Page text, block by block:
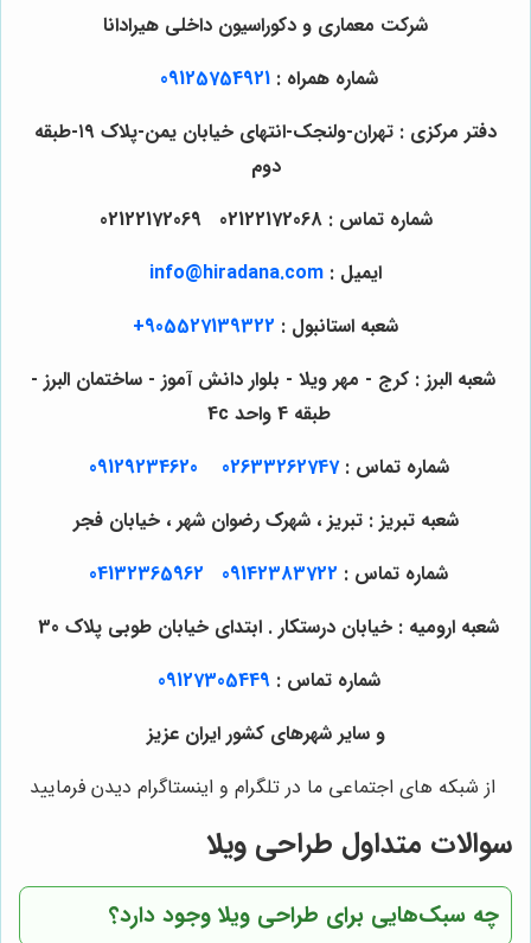
شرکت معماری و دکوراسیون داخلی هیرادانا
شماره همراه :09125754921
دفتر مرکزی : تهران-ولنجک-انتهای خیابان یمن-پلاک ۱۹-طبقه
دوم
شماره تماس : 02122172068 02122172069
ایمیل : info@hiradana.com
شعبه استانبول : 905527139322+
شعبه البرز : کرج - مهر ویلا - بلوار دانش آموز - ساختمان البرز -
طبقه 4 واحد 4c
شماره تماس : 02633262747
09129234620
شعبه تبریز : تبریز ، شهرک رضوان شهر ، خیابان فجر
شماره تماس : 09142383722
04132365962
شعبه ارومیه : خیابان درستکار . ابتدای خیابان طوبی پلاک 30
شماره تماس : 09127305449
و سایر شهرهای کشور ایران عزیز
از شبکه های اجتماعی ما در تلگرام و اینستاگرام دیدن فرمایید
سوالات متداول طراحی ویلا
چه سبک‌هایی برای طراحی ویلا وجود دارد؟